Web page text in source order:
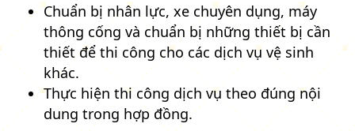
Chuẩn bị nhân lực, xe chuyên dụng, máy
thông cống và chuẩn bị những thiết bị cần
thiết để thi công cho các dịch vụ vệ sinh
khác.
Thực hiện thi công dịch vụ theo đúng nội
dung trong hợp đồng.